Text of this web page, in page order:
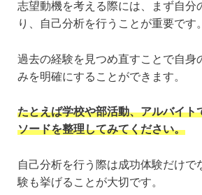
志望動機を考える際には、まず自分
り、自己分析を行うことが重要です。
過去の経験を見つめ直すことで自身
みを明確にすることができます。
たとえば学校や部活動、アルバイト
ソードを整理してみてください。
自己分析を行う際は成功体験だけで
験も挙げることが大切です。